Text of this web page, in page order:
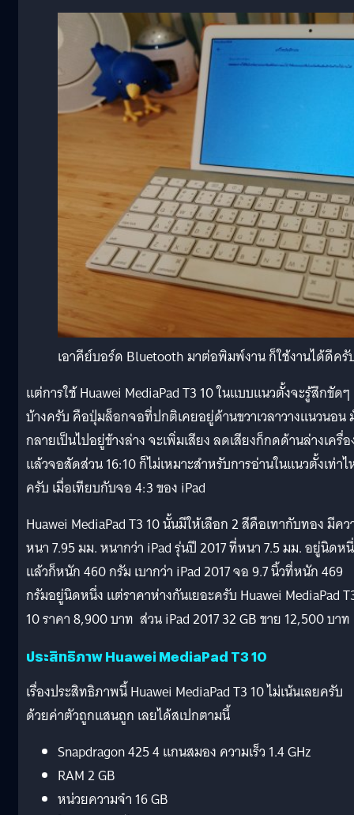
เอาคีย์บอร์ด Bluetooth มาต่อพิมพ์งาน ก็ใช้งานได้ดีครั
แต่การใช้ Huawei MediaPad T3 10 ในแบบแนวตั้งจะรู้สึกขัดๆ
บ้างครับ คือปุ่มล็อกจอที่ปกติเคยอยู่ด้านขวาเวลาวางแนวนอน
กลายเป็นไปอยู่ข้างล่าง จะเพิ่มเสียง ลดเสียงก็กดด้านล่างเครื่
แล้วจอสัดส่วน 16:10 ก็ไม่เหมาะสำหรับการอ่านในแนวตั้งเท่าไ
ครับ เมื่อเทียบกับจอ 4:3 ของ iPad
Huawei MediaPad T3 10 นั้นมีให้เลือก 2 สีคือเทากับทอง มีค
หนา 7.95 มม. หนากว่า iPad รุ่นปี 2017 ที่หนา 7.5 มม. อยู่นิดห
แล้วก็หนัก 460 กรัม เบากว่า iPad 2017 จอ 9.7 นิ้วที่หนัก 469
กรัมอยู่นิดหนึ่ง แต่ราคาห่างกันเยอะครับ Huawei MediaPad
10 ราคา 8,900 บาท ส่วน iPad 2017 32 GB ขาย 12,500 บาท
ประสิทธิภาพ Huawei MediaPad T3 10
เรื่องประสิทธิภาพนี้ Huawei MediaPad T3 10 ไม่เน้นเลยครับ
ด้วยค่าตัวถูกแสนถูก เลยได้สเปกตามนี้
Snapdragon 425 4 แกนสมอง ความเร็ว 1.4 GHz
RAM 2 GB
หน่วยความจำ 16 GB